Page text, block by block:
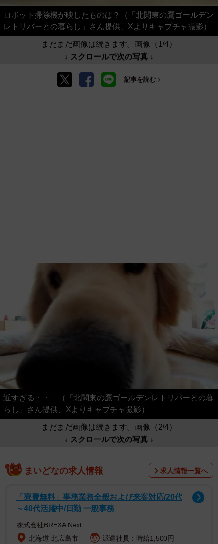
ロボット掃除機が映したものは？（「北関東の鷹ゴールデン
レトリバーとの暮らし」さん提供、Xよりキャプチャ撮影）
まだまだ画像は続きます。画像（1/4）
↓ スクロールで次の写真 ↓
記事を読む
近すぎる・・・（「北関東の鷹ゴールデンレトリバーとの暮
らし」さん提供、Xよりキャプチャ撮影）
まだまだ画像は続きます。画像（2/4）
↓ スクロールで次の写真 ↓
まいどなの求人情報 求人情報一覧へ
「寮費無料」事務業務全般および来客対応/20代
～40代活躍中/日勤 一般事務
株式会社BREXA Next
北海道 北広島市
派遣社員：時給1,500円